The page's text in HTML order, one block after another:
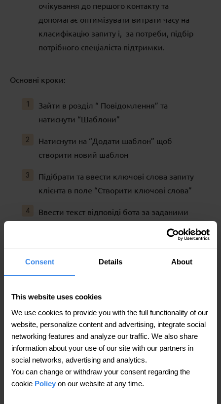
Consent Details About
This website uses cookies
We use cookies to provide you with the full functionality of our
website, personalize content and advertising, integrate social
networking features and analyze our traffic. We also share
information about your use of our site with our partners in
social networks, advertising and analytics.
You can change or withdraw your consent regarding the
cookie Policy on our website at any time.
очікування до першого контакту та
допомагає оптимізувати витрати часу на
класифікацію запиту і, за потреби, підбір
потрібного спеціаліста підтримки.
Основні кроки:
Зайти в розділ “ Повідомлення” та
натиснути “Шаблони”
Натиснути на “Додати шаблон” щоб
створити новий шаблон
Підібрати та ввести ключові слова запиту
клієнта в поле “Створити ключові слова”
Ввести текст відповіді бота за заданими
Додати Тему шаблону для зручності
класифікації запитів і швидшої обробки
Натиснути на “Додати” щоб зберегти
заповнений шаблон.
Завдяки всього 6 крокам та інтуїтивному
інтерфейсу, можна легко створювати різні
шаблони в кабінеті Getpin з сегментацією по